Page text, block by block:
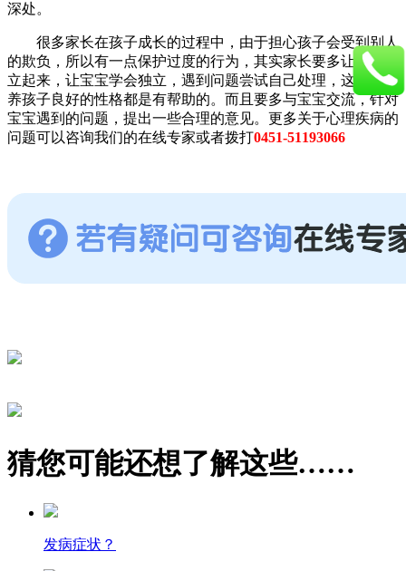
深处。
很多家长在孩子成长的过程中，由于担心孩子会受到别人
的欺负，所以有一点保护过度的行为，其实家长要多让孩子独
立起来，让宝宝学会独立，遇到问题尝试自己处理，这对于培
养孩子良好的性格都是有帮助的。而且要多与宝宝交流，针对
宝宝遇到的问题，提出一些合理的意见。更多关于心理疾病的
问题可以咨询我们的在线专家或者拨打0451-51193066
猜您可能还想了解这些……
发病症状？